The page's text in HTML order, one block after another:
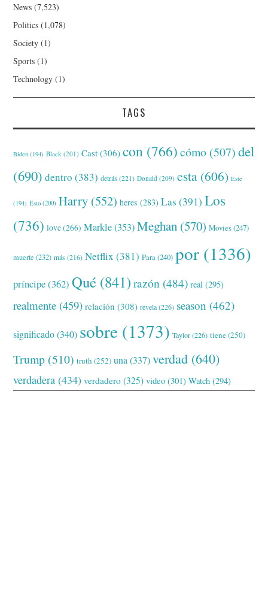
News (7,523)
Politics (1,078)
Society (1)
Sports (1)
Technology (1)
TAGS
Biden (194) Black (201) Cast (306) con (766) cómo (507) del
(690) dentro (383) detrás (221) Donald (209) esta (606) Este
(194) Esto (200) Harry (552) heres (283) Las (391) Los
(736) love(266) Markle(353) Meghan (570) Movies(247)
muerte (232) más (216) Netflix (381) Para(240) por (1336)
príncipe(362) Qué (841) razón (484) real (295)
realmente (459) relación (308) revela(226) season (462)
significado(340) sobre (1373) Taylor(226) tiene(250)
Trump (510) truth (252) una (337) verdad (640)
verdadera (434) verdadero (325) video (301) Watch (294)